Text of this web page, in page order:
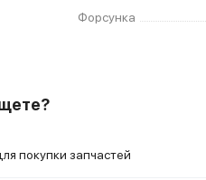
Форсунка
покупки запчастей